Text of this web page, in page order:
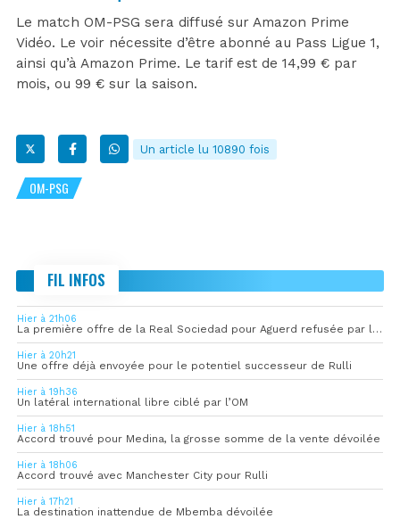
Le match OM-PSG sera diffusé sur Amazon Prime
Vidéo. Le voir nécessite d’être abonné au Pass Ligue 1,
ainsi qu’à Amazon Prime. Le tarif est de 14,99 € par
mois, ou 99 € sur la saison.
Un article lu 10890 fois
OM-PSG
FIL INFOS
Hier à 21h06
La première offre de la Real Sociedad pour Aguerd refusée par l’OM
Hier à 20h21
Une offre déjà envoyée pour le potentiel successeur de Rulli
Hier à 19h36
Un latéral international libre ciblé par l’OM
Hier à 18h51
Accord trouvé pour Medina, la grosse somme de la vente dévoilée
Hier à 18h06
Accord trouvé avec Manchester City pour Rulli
Hier à 17h21
La destination inattendue de Mbemba dévoilée